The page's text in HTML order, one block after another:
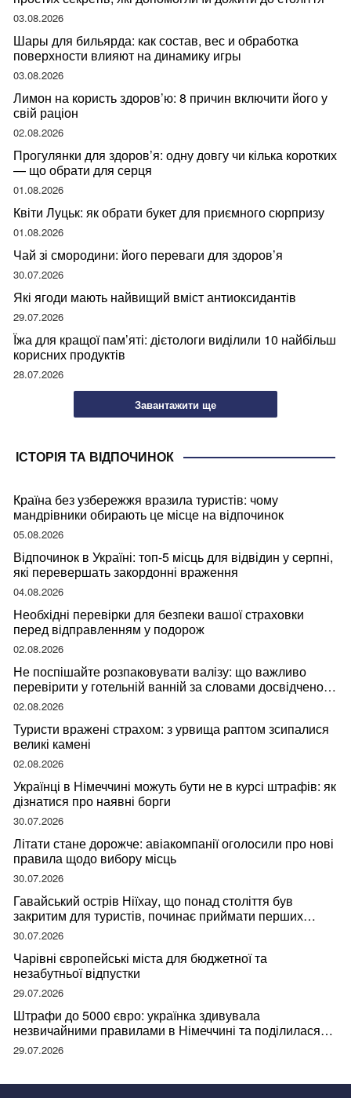
03.08.2026
Шары для бильярда: как состав, вес и обработка
поверхности влияют на динамику игры
03.08.2026
Лимон на користь здоров’ю: 8 причин включити його у
свій раціон
02.08.2026
Прогулянки для здоров’я: одну довгу чи кілька коротких
— що обрати для серця
01.08.2026
Квіти Луцьк: як обрати букет для приємного сюрпризу
01.08.2026
Чай зі смородини: його переваги для здоров’я
30.07.2026
Які ягоди мають найвищий вміст антиоксидантів
29.07.2026
Їжа для кращої пам’яті: дієтологи виділили 10 найбільш
корисних продуктів
28.07.2026
Завантажити ще
ІСТОРІЯ ТА ВІДПОЧИНОК
Країна без узбережжя вразила туристів: чому
мандрівники обирають це місце на відпочинок
05.08.2026
Відпочинок в Україні: топ-5 місць для відвідин у серпні,
які перевершать закордонні враження
04.08.2026
Необхідні перевірки для безпеки вашої страховки
перед відправленням у подорож
02.08.2026
Не поспішайте розпаковувати валізу: що важливо
перевірити у готельній ванній за словами досвідченої
мандрівниці
02.08.2026
Туристи вражені страхом: з урвища раптом зсипалися
великі камені
02.08.2026
Українці в Німеччині можуть бути не в курсі штрафів: як
дізнатися про наявні борги
30.07.2026
Літати стане дорожче: авіакомпанії оголосили про нові
правила щодо вибору місць
30.07.2026
Гавайський острів Ніїхау, що понад століття був
закритим для туристів, починає приймати перших
відвідувачів
30.07.2026
Чарівні європейські міста для бюджетної та
незабутньої відпустки
29.07.2026
Штрафи до 5000 євро: українка здивувала
незвичайними правилами в Німеччині та поділилася
правдою
29.07.2026